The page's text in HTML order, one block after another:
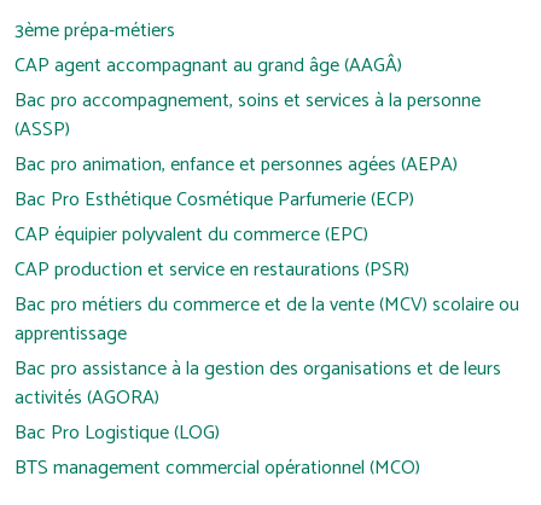
3ème prépa-métiers
CAP agent accompagnant au grand âge (AAGÂ)
Bac pro accompagnement, soins et services à la personne
(ASSP)
Bac pro animation, enfance et personnes agées (AEPA)
Bac Pro Esthétique Cosmétique Parfumerie (ECP)
CAP équipier polyvalent du commerce (EPC)
CAP production et service en restaurations (PSR)
Bac pro métiers du commerce et de la vente (MCV) scolaire ou
apprentissage
Bac pro assistance à la gestion des organisations et de leurs
activités (AGORA)
Bac Pro Logistique (LOG)
BTS management commercial opérationnel (MCO)